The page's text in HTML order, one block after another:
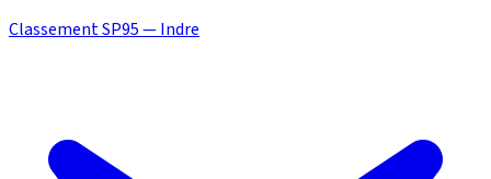
Classement SP95 — Indre